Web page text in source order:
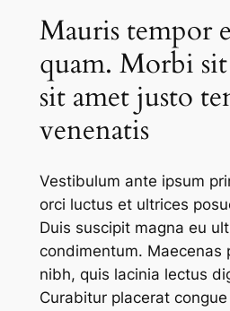
Mauris tempor
quam. Morbi
sit amet justo
venenatis
Vestibulum ante ipsum
orci luctus et ultrices
Duis suscipit magna eu
condimentum. Maecenas
nibh, quis lacinia lectus
Curabitur placerat